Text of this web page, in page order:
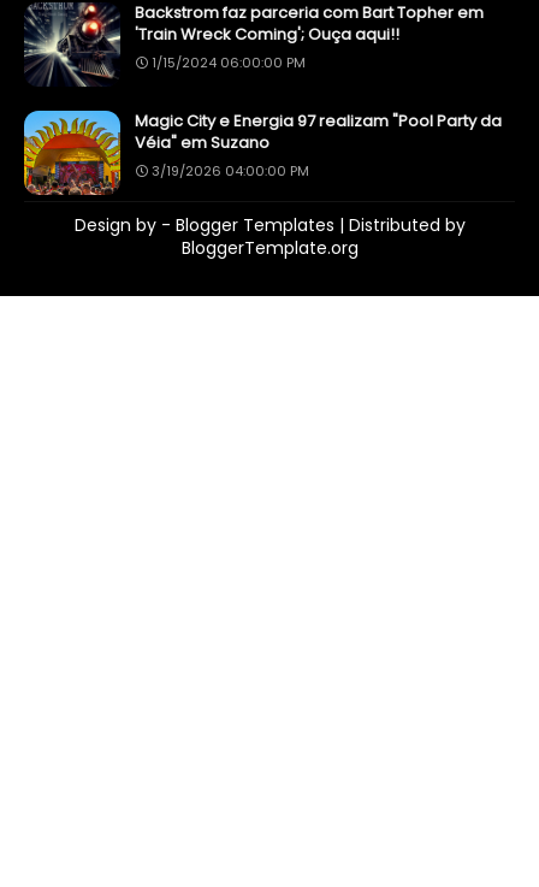
Backstrom faz parceria com Bart Topher em
'Train Wreck Coming'; Ouça aqui!!
1/15/2024 06:00:00 PM
Magic City e Energia 97 realizam "Pool Party da
Véia" em Suzano
3/19/2026 04:00:00 PM
Design by - Blogger Templates | Distributed by
BloggerTemplate.org